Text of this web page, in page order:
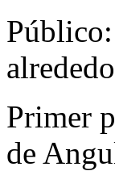
Primer
de